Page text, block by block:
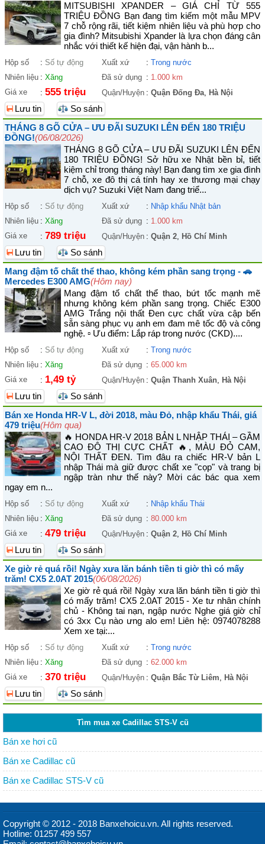
MITSUBISHI XPANDER – GIÁ CHỈ TỪ 555
TRIỆU ĐỒNG Bạn đang tìm kiếm một mẫu MPV
7 chỗ rộng rãi, tiết kiệm nhiên liệu và phù hợp cho
gia đình? Mitsubishi Xpander là lựa chọn đáng cân
nhắc với thiết kế hiện đại, vận hành b...
Hộp số : Số tự động Xuất xứ : Trong nước
Nhiên liệu : Xăng Đã sử dụng : 1.000 km
Giá xe
: 555 triệu Quận/Huyện : Quận Đống Đa, Hà Nội
Lưu tin
So sánh
THÁNG 8 GÕ CỬA – ƯU ĐÃI SUZUKI LÊN ĐẾN 180 TRIỆU
ĐỒNG!(06/08/2026)
THÁNG 8 GÕ CỬA – ƯU ĐÃI SUZUKI LÊN ĐẾN
180 TRIỆU ĐỒNG! Sở hữu xe Nhật bền bỉ, tiết
kiệm chỉ trong tháng này! Bạn đang tìm xe gia đình
7 chỗ, xe đô thị cá tính hay xe thương mại chạy
dịch vụ? Suzuki Việt Nam đang triể...
Hộp số : Số tự động Xuất xứ : Nhập khẩu Nhật bản
Nhiên liệu : Xăng Đã sử dụng : 1.000 km
Giá xe
: 789 triệu Quận/Huyện : Quận 2, Hồ Chí Minh
Lưu tin
So sánh
Mang đậm tố chất thể thao, không kém phần sang trọng - 🚗
Mercedes E300 AMG(Hôm nay)
Mang đậm tố chất thể thao, bứt tốc mạnh mẽ
nhưng không kém phần sang trọng. Chiếc E300
AMG Trắng nội thất Đen cực chất vừa cập bến
sẵn sàng phục vụ anh em đam mê tốc độ và công
nghệ. ▫ Ưu điểm: Lắp ráp trong nước (CKD)....
Hộp số : Số tự động Xuất xứ : Trong nước
Nhiên liệu : Xăng Đã sử dụng : 65.000 km
Giá xe
: 1,49 tỷ Quận/Huyện : Quận Thanh Xuân, Hà Nội
Lưu tin
So sánh
Bán xe Honda HR-V L, đời 2018, màu Đỏ, nhập khẩu Thái, giá
479 triệu(Hôm qua)
🔥 HONDA HR-V 2018 BẢN L NHẬP THÁI – GẦM
CAO ĐÔ THỊ CỰC CHẤT 🔥, MÀU ĐỎ CAM,
NỘI THẤT ĐEN. Tìm đâu ra chiếc HR-V bản L
nhập Thái mà giữ được chất xe "cọp" và trang bị
ngập tràn như thế này? Mời các bác qua xem
ngay em n...
Hộp số : Số tự động Xuất xứ : Nhập khẩu Thái
Nhiên liệu : Xăng Đã sử dụng : 80.000 km
Giá xe
: 479 triệu Quận/Huyện : Quận 2, Hồ Chí Minh
Lưu tin
So sánh
Xe giờ rẻ quá rồi! Ngày xưa lăn bánh tiền ti giờ thì có mấy
trăm! CX5 2.0AT 2015(06/08/2026)
Xe giờ rẻ quá rồi! Ngày xưa lăn bánh tiền ti giờ thì
có mấy trăm! CX5 2.0AT 2015 - Xe tư nhân chính
chủ - Không tai nạn, ngập nước Nghe giá giờ chỉ
có 3xx Cụ nào ưng alo em! Liên hệ: 0974078288
Xem xe tại:...
Hộp số : Số tự động Xuất xứ : Trong nước
Nhiên liệu : Xăng Đã sử dụng : 62.000 km
Giá xe
: 370 triệu Quận/Huyện : Quận Bắc Từ Liêm, Hà Nội
Lưu tin So sánh
Tìm mua xe Cadillac STS-V cũ
Bán xe hơi cũ
Bán xe Cadillac cũ
Bán xe Cadillac STS-V cũ
Copyright © 2012 - 2018 Banxehoicu.vn. All rights reserved.
Hotline: 01257 499 557